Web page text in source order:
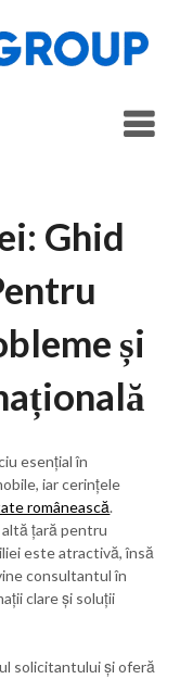
Ghid
și
esențial în
iar cerințele
românească.
țară pentru
este atractivă, însă
consultantul în
clare și soluții
solicitantului și oferă